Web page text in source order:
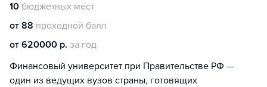
10 бюджетных мест
от 88 проходной балл
от 620000 р. за год
Финансовый университет при Правительстве РФ —
один из ведущих вузов страны, готовящих